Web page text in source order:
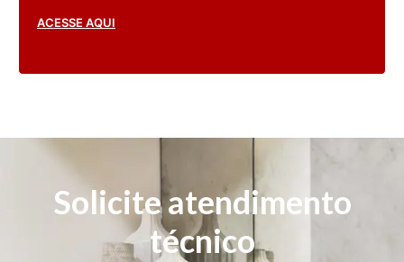
ACESSE AQUI
Solicite atendimento
técnico